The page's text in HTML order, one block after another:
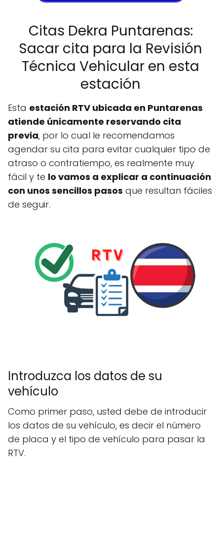
Citas Dekra Puntarenas:
Sacar cita para la Revisión
Técnica Vehicular en esta
estación
Esta estación RTV ubicada en Puntarenas
atiende únicamente reservando cita
previa, por lo cual le recomendamos
agendar su cita para evitar cualquier tipo de
atraso o contratiempo, es realmente muy
fácil y te lo vamos a explicar a continuación
con unos sencillos pasos que resultan fáciles
de seguir.
Introduzca los datos de su
vehículo
Como primer paso, usted debe de introducir
los datos de su vehículo, es decir el número
de placa y el tipo de vehículo para pasar la
RTV.